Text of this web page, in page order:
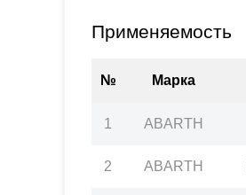
Применяемость
№ Марка
1 ABARTH
2 ABARTH